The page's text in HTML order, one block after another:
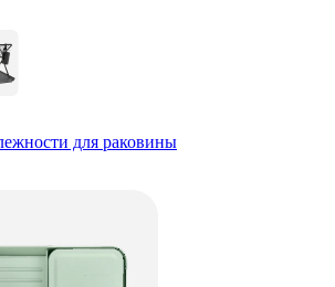
для раковины